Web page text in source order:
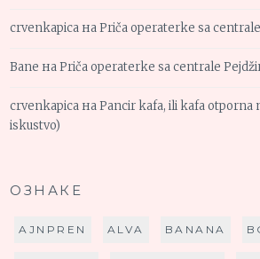
crvenkapica наPriča operaterke sa
Bane наPriča operaterke sa centrale
crvenkapica наPancir kafa, ili kafa otporna
iskustvo)
ОЗНАКЕ
AJNPREN ALVA BANANA